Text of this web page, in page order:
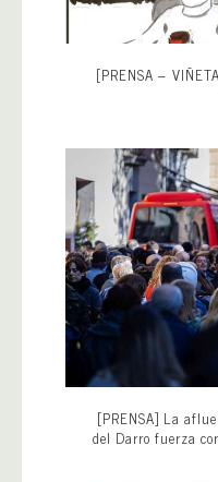
[PRENSA –
[PRENSA] La
del Darro fuerza